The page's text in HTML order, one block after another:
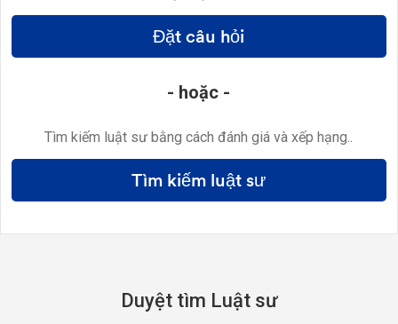
Đặt câu hỏi
- hoặc -
Tìm kiếm luật sư bằng cách đánh giá và xếp hạng..
Tìm kiếm luật sư
Duyệt tìm Luật sư